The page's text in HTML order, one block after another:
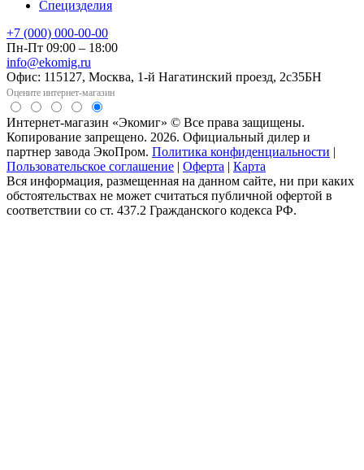
Специзделия
+7 (000) 000-00-00
Пн-Пт 09:00 – 18:00
info@ekomig.ru
Офис: 115127, Москва, 1-й Нагатинский проезд, 2с35БН
Оцените интернет-магазин
Интернет-магазин «Экомиг» © Все права защищены.
Копирование запрещено. 2026. Официальный дилер и
партнер завода ЭкоПром. Политика конфиденциальности |
Пользовательское соглашение | Оферта | Карта
Вся информация, размещенная на данном сайте, ни при каких
обстоятельствах не может считаться публичной офертой в
соответствии со ст. 437.2 Гражданского кодекса РФ.